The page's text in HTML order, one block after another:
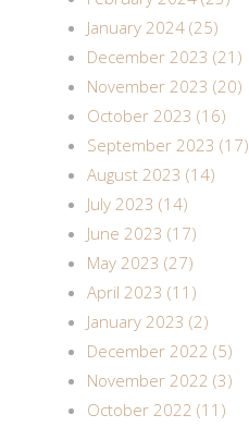
January 2024 (25)
December 2023 (21)
November 2023 (20)
October 2023 (16)
September 2023 (17)
August 2023 (14)
July 2023 (14)
June 2023 (17)
May 2023 (27)
April 2023 (11)
January 2023 (2)
December 2022 (5)
November 2022 (3)
October 2022 (11)